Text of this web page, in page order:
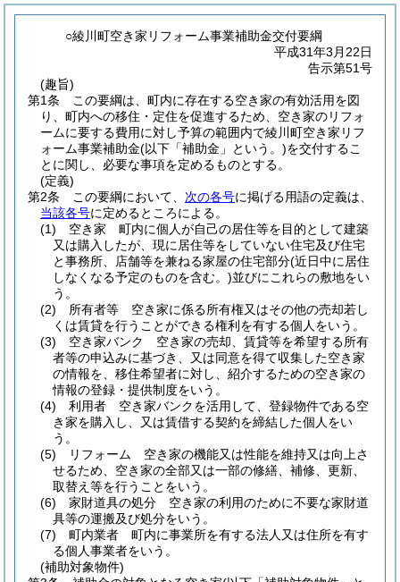
○綾川町空き家リフォーム事業補助金交付要綱
平成31年3月22日
告示第51号
(趣旨)
第1条
この要綱は、町内に存在する空き家の有効活用を図
り、町内への移住・定住を促進するため、空き家のリフォ
ームに要する費用に対し予算の範囲内で綾川町空き家リフ
ォーム事業補助金(以下「補助金」という。)を交付するこ
とに関し、必要な事項を定めるものとする。
(定義)
第2条
この要綱において、 次の各号に掲げる用語の定義は、
当該各号に定めるところによる。
(1)
空き家 町内に個人が自己の居住等を目的として建築
又は購入したが、現に居住等をしていない住宅及び住宅
と事務所、店舗等を兼ねる家屋の住宅部分(近日中に居住
しなくなる予定のものを含む。)並びにこれらの敷地をい
う。
(2)
所有者等 空き家に係る所有権又はその他の売却若し
くは賃貸を行うことができる権利を有する個人をいう。
(3)
空き家バンク 空き家の売却、賃貸等を希望する所有
者等の申込みに基づき、又は同意を得て収集した空き家
の情報を、移住希望者に対し、紹介するための空き家の
情報の登録・提供制度をいう。
(4)
利用者 空き家バンクを活用して、登録物件である空
き家を購入し、又は賃借する契約を締結した個人をい
う。
(5)
リフォーム 空き家の機能又は性能を維持又は向上さ
せるため、空き家の全部又は一部の修繕、補修、更新、
取替え等を行うことをいう。
(6)
家財道具の処分 空き家の利用のために不要な家財道
具等の運搬及び処分をいう。
(7)
町内業者 町内に事業所を有する法人又は住所を有す
る個人事業者をいう。
(補助対象物件)